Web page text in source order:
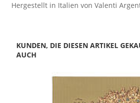
Hergestellt in Italien von Valenti
KUNDEN, DIE DIESEN ARTIKEL
AUCH